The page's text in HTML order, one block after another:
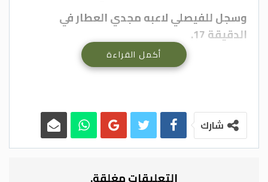
وسجل للفيصلي لاعبه مجدي العطار في
الدقيقة 17.
واستطاع الفيصلي ان يحافظ على النتيجة حتى
أكمل القراءة
شارك
التعليقات مغلقة.